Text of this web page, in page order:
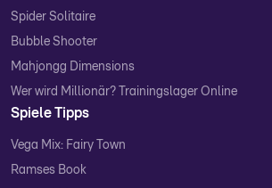
Spider Solitaire
Bubble Shooter
Mahjongg Dimensions
Wer wird Millionär? Trainingslager Online
Spiele Tipps
Vega Mix: Fairy Town
Ramses Book